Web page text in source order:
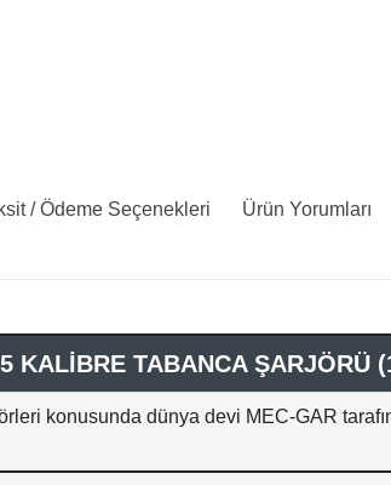
/ Ödeme Seçenekleri Ürün Yorumları
KALİBRE TABANCA ŞARJÖRÜ
konusunda dünya devi MEC-GAR